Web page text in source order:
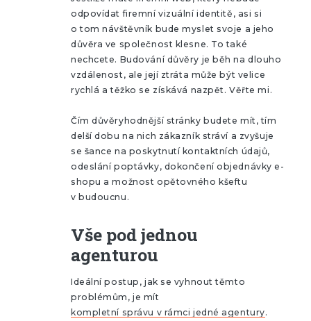
odpovídat firemní vizuální identitě, asi si
o tom návštěvník bude myslet svoje a jeho
důvěra ve společnost klesne. To také
nechcete. Budování důvěry je běh na dlouho
vzdálenost, ale její ztráta může být velice
rychlá a těžko se získává nazpět. Věřte mi.
Čím důvěryhodnější stránky budete mít, tím
delší dobu na nich zákazník stráví a zvyšuje
se šance na poskytnutí kontaktních údajů,
odeslání poptávky, dokončení objednávky e-
shopu a možnost opětovného kšeftu
v budoucnu.
Vše pod jednou
agenturou
Ideální postup, jak se vyhnout těmto
problémům, je mít
kompletní správu v rámci jedné agentury.